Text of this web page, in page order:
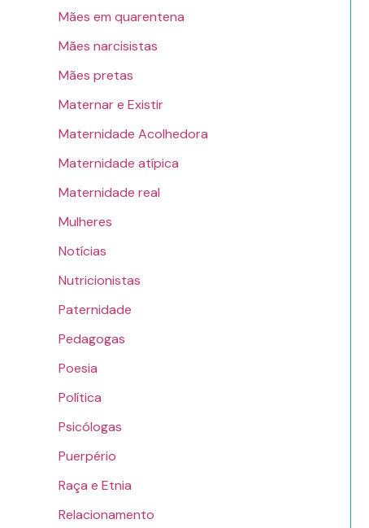
Mães em quarentena
Mães narcisistas
Mães pretas
Maternar e Existir
Maternidade Acolhedora
Maternidade atípica
Maternidade real
Mulheres
Notícias
Nutricionistas
Paternidade
Pedagogas
Poesia
Política
Psicólogas
Puerpério
Raça e Etnia
Relacionamento